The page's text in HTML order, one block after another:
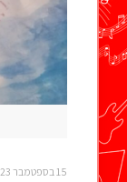
15 בספטמבר 2023